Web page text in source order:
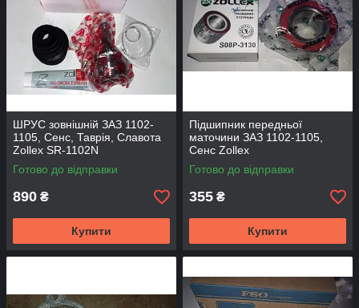
ШРУС зовнішній ЗАЗ 1102-
1105, Сенс, Таврія, Славота
Zollex SR-1102N
Готово до відправки
890 ₴
Купити
Підшипник передньої
маточини ЗАЗ 1102-1105,
Сенс Zollex
Готово до відправки
355 ₴
Купити